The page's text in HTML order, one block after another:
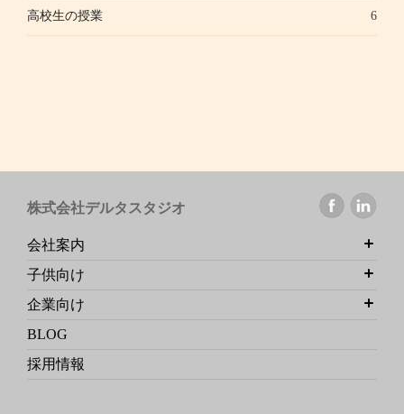
高校生の授業 6
株式会社デルタスタジオ
会社案内
子供向け
企業向け
BLOG
採用情報